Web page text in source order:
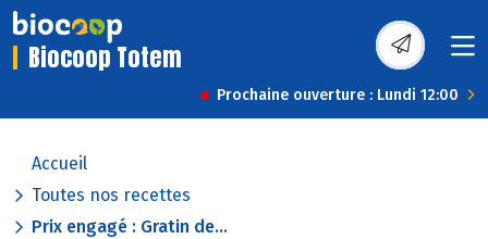
Biocoop Totem
Prochaine ouverture : Lundi 12:00
Accueil
Toutes nos recettes
Prix engagé : Gratin de...